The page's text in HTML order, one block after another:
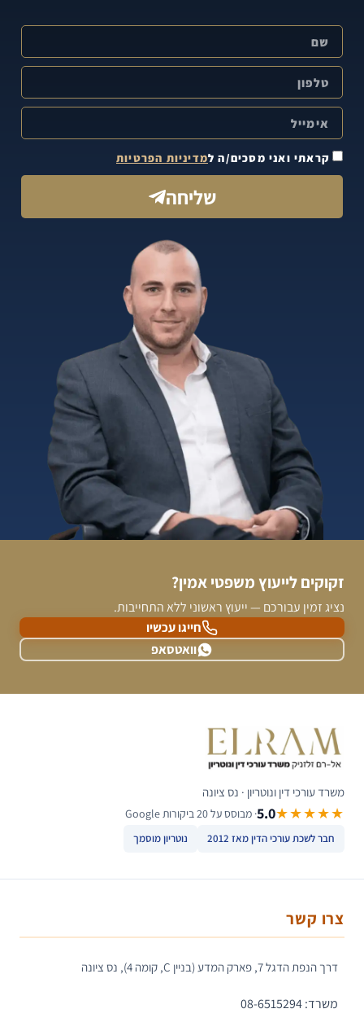
קראתי ואני מסכים/ה למדיניות הפרטיות
שליחה
זקוקים לייעוץ משפטי אמין?
נציג זמין עבורכם — ייעוץ ראשוני ללא התחייבות.
חייגו עכשיו
וואטסאפ
משרד עורכי דין ונוטריון · נס ציונה
★★★★★
5.0· מבוסס על 20 ביקורות Google
חבר לשכת עורכי הדין מאז 2012 נוטריון מוסמך
צרו קשר
דרך הנפת הדגל 7, פארק המדע (בניין C, קומה 4), נס ציונה
משרד: 08-6515294